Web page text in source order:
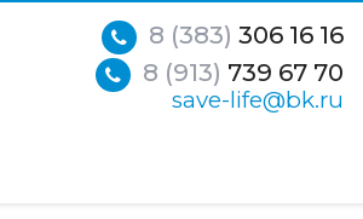
8 (383) 306 16 16
8 (913) 739 67 70
save-life@bk.ru